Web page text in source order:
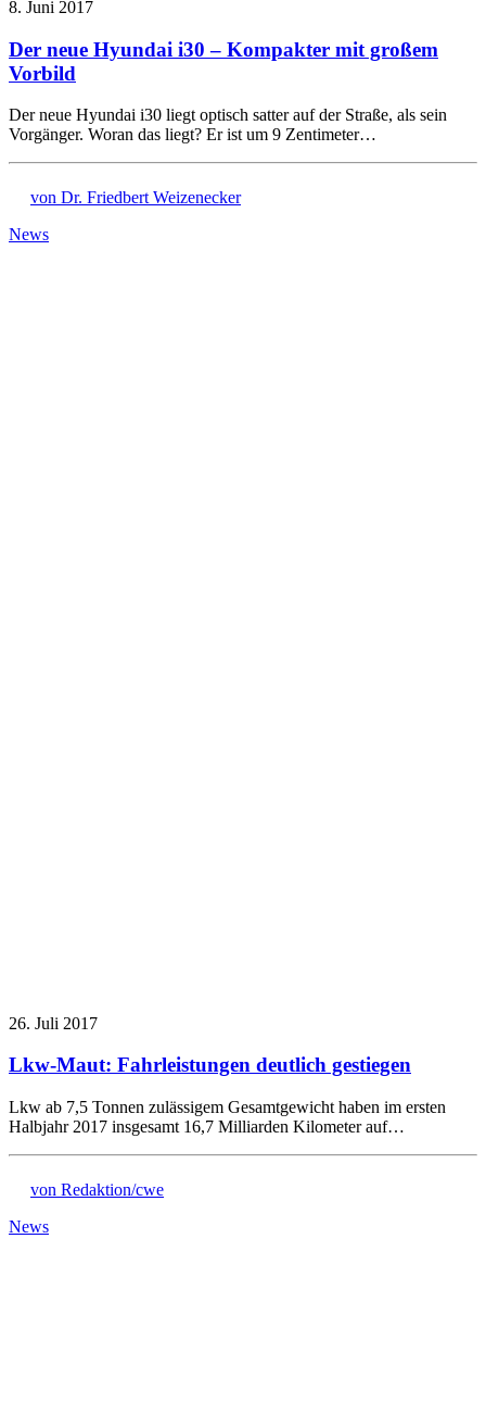
8. Juni 2017
Der neue Hyundai i30 – Kompakter mit großem
Vorbild
Der neue Hyundai i30 liegt optisch satter auf der Straße, als sein
Vorgänger. Woran das liegt? Er ist um 9 Zentimeter…
von Dr. Friedbert Weizenecker
News
26. Juli 2017
Lkw-Maut: Fahrleistungen deutlich gestiegen
Lkw ab 7,5 Tonnen zulässigem Gesamtgewicht haben im ersten
Halbjahr 2017 insgesamt 16,7 Milliarden Kilometer auf…
von Redaktion/cwe
News